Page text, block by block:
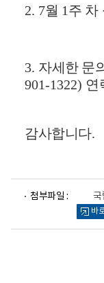
2. 7월 1주 차
3. 자세한 문
901-1322) 연
감사합니다.
첨부파일 : 국
어
바